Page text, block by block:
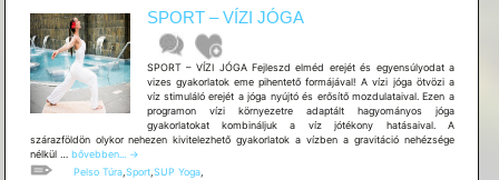
SPORT – VÍZI JÓGA
SPORT – VÍZI JÓGA Fejleszd elméd erejét és egyensúlyodat a
vizes gyakorlatok eme pihentető formájával! A vízi jóga ötvözi a
víz stimuláló erejét a jóga nyújtó és erősítő mozdulataival. Ezen a
programon vízi környezetre adaptált hagyományos jóga
gyakorlatokat kombináljuk a víz jótékony hatásaival. A
szárazföldön olykor nehezen kivitelezhető gyakorlatok a vízben a gravitáció nehézsége
nélkül … SPORT
–
bővebben...
→
Pelso Túra,Sport,SUP Yoga,